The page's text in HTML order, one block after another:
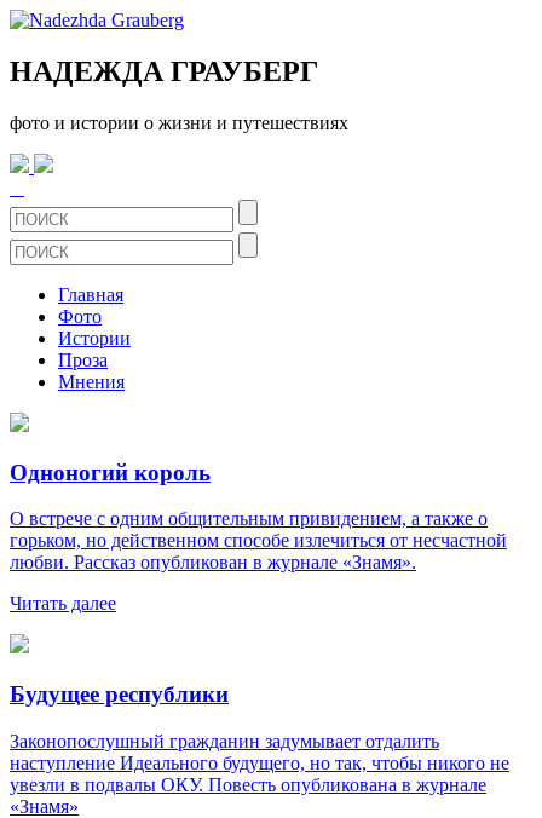
НАДЕЖДА ГРАУБЕРГ
фото и истории о жизни и путешествиях
Главная
Фото
Истории
Проза
Мнения
Одноногий король
О встрече с одним общительным привидением, а также о
горьком, но действенном способе излечиться от несчастной
любви. Рассказ опубликован в журнале «Знамя».
Читать далее
Будущее республики
Законопослушный гражданин задумывает отдалить
наступление Идеального будущего, но так, чтобы никого не
увезли в подвалы ОКУ. Повесть опубликована в журнале
«Знамя»